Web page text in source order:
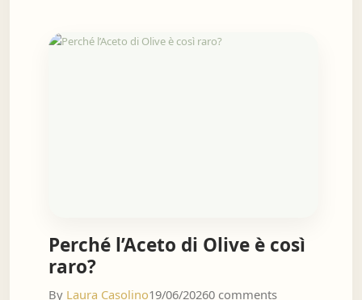
Perché l’Aceto di Olive è così
raro?
By Laura Casolino19/06/20260 comments